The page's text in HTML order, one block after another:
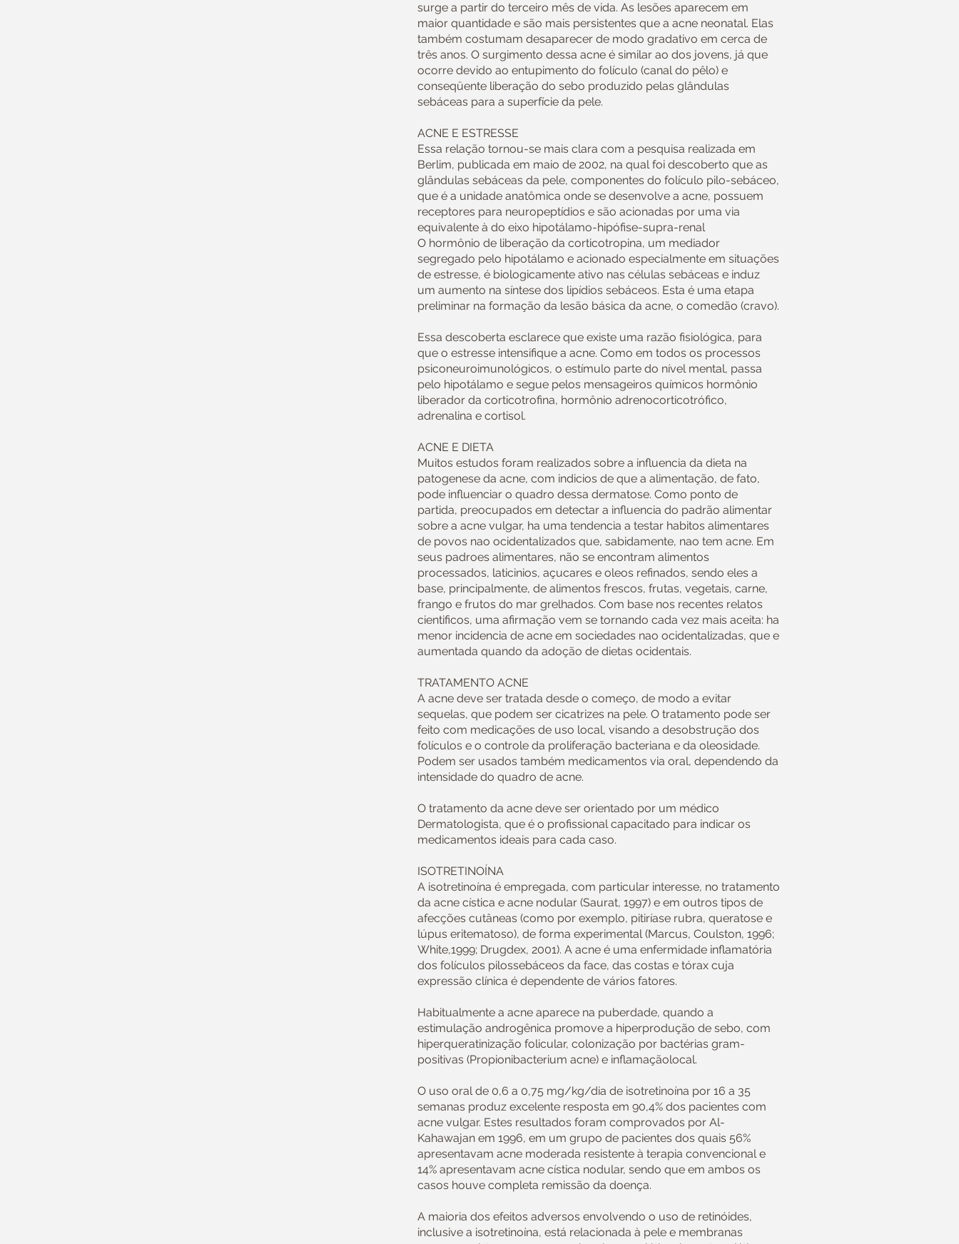
surge a partir do terceiro mês de vida. As lesões aparecem em
maior quantidade e são mais persistentes que a acne neonatal. Elas
também costumam desaparecer de modo gradativo em cerca de
três anos. O surgimento dessa acne é similar ao dos jovens, já que
ocorre devido ao entupimento do folículo (canal do pêlo) e
conseqüente liberação do sebo produzido pelas glândulas
sebáceas para a superfície da pele.
ACNE E ESTRESSE
Essa relação tornou-se mais clara com a pesquisa realizada em
Berlim, publicada em maio de 2002, na qual foi descoberto que as
glândulas sebáceas da pele, componentes do folículo pilo-sebáceo,
que é a unidade anatômica onde se desenvolve a acne, possuem
receptores para neuropeptídios e são acionadas por uma via
equivalente à do eixo hipotálamo-hipófise-supra-renal
O hormônio de liberação da corticotropina, um mediador
segregado pelo hipotálamo e acionado especialmente em situações
de estresse, é biologicamente ativo nas células sebáceas e induz
um aumento na síntese dos lipídios sebáceos. Esta é uma etapa
preliminar na formação da lesão básica da acne, o comedão (cravo).
Essa descoberta esclarece que existe uma razão fisiológica, para
que o estresse intensifique a acne. Como em todos os processos
psiconeuroimunológicos, o estímulo parte do nível mental, passa
pelo hipotálamo e segue pelos mensageiros químicos hormônio
liberador da corticotrofina, hormônio adrenocorticotrófico,
adrenalina e cortisol.
ACNE E DIETA
Muitos estudos foram realizados sobre a influencia da dieta na
patogenese da acne, com indicios de que a alimentação, de fato,
pode influenciar o quadro dessa dermatose. Como ponto de
partida, preocupados em detectar a influencia do padrão alimentar
sobre a acne vulgar, ha uma tendencia a testar habitos alimentares
de povos nao ocidentalizados que, sabidamente, nao tem acne. Em
seus padroes alimentares, não se encontram alimentos
processados, laticinios, açucares e oleos refinados, sendo eles a
base, principalmente, de alimentos frescos, frutas, vegetais, carne,
frango e frutos do mar grelhados. Com base nos recentes relatos
cientificos, uma afirmação vem se tornando cada vez mais aceita: ha
menor incidencia de acne em sociedades nao ocidentalizadas, que e
aumentada quando da adoção de dietas ocidentais.
TRATAMENTO ACNE
A acne deve ser tratada desde o começo, de modo a evitar
sequelas, que podem ser cicatrizes na pele. O tratamento pode ser
feito com medicações de uso local, visando a desobstrução dos
folículos e o controle da proliferação bacteriana e da oleosidade.
Podem ser usados também medicamentos via oral, dependendo da
intensidade do quadro de acne.
O tratamento da acne deve ser orientado por um médico
Dermatologista, que é o profissional capacitado para indicar os
medicamentos ideais para cada caso.
ISOTRETINOÍNA
A isotretinoína é empregada, com particular interesse, no tratamento
da acne cística e acne nodular (Saurat, 1997) e em outros tipos de
afecções cutâneas (como por exemplo, pitiríase rubra, queratose e
lúpus eritematoso), de forma experimental (Marcus, Coulston, 1996;
White,1999; Drugdex, 2001). A acne é uma enfermidade inflamatória
dos folículos pilossebáceos da face, das costas e tórax cuja
expressão clínica é dependente de vários fatores.
Habitualmente a acne aparece na puberdade, quando a
estimulação androgênica promove a hiperprodução de sebo, com
hiperqueratinização folicular, colonização por bactérias gram-
positivas (Propionibacterium acne) e inflamaçãolocal.
O uso oral de 0,6 a 0,75 mg/kg/dia de isotretinoína por 16 a 35
semanas produz excelente resposta em 90,4% dos pacientes com
acne vulgar. Estes resultados foram comprovados por Al-
Kahawajan em 1996, em um grupo de pacientes dos quais 56%
apresentavam acne moderada resistente à terapia convencional e
14% apresentavam acne cística nodular, sendo que em ambos os
casos houve completa remissão da doença.
A maioria dos efeitos adversos envolvendo o uso de retinóides,
inclusive a isotretinoína, está relacionada à pele e membranas